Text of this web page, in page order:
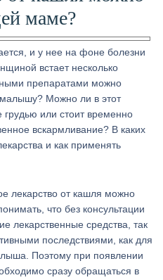
маме?
и у нее на фоне болезни
встает несколько
препаратами можно
малышу? Можно ли в этот
или стоит временно
вскармливание? В каких
и как применять
лекарство от кашля можно
что без консультации
лекарственные средства, так
последствиями, как для
Поэтому при появлении
сразу обращаться в